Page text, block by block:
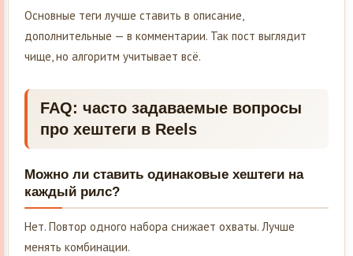
Основные теги лучше ставить в описание,
дополнительные — в комментарии. Так пост выглядит
чище, но алгоритм учитывает всё.
FAQ: часто задаваемые вопросы
про хештеги в Reels
Можно ли ставить одинаковые хештеги на
каждый рилс?
Нет. Повтор одного набора снижает охваты. Лучше
менять комбинации.